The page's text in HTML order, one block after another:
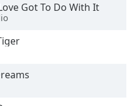
Got To Do With It